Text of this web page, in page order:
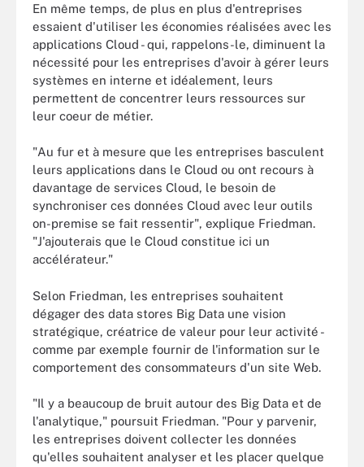
En même temps, de plus en plus d'entreprises
essaient d'utiliser les économies réalisées avec les
applications Cloud - qui, rappelons-le, diminuent la
nécessité pour les entreprises d'avoir à gérer leurs
systèmes en interne et idéalement, leurs
permettent de concentrer leurs ressources sur
leur coeur de métier.
"Au fur et à mesure que les entreprises basculent
leurs applications dans le Cloud ou ont recours à
davantage de services Cloud, le besoin de
synchroniser ces données Cloud avec leur outils
on-premise se fait ressentir", explique Friedman.
"J'ajouterais que le Cloud constitue ici un
accélérateur."
Selon Friedman, les entreprises souhaitent
dégager des data stores Big Data une vision
stratégique, créatrice de valeur pour leur activité -
comme par exemple fournir de l'information sur le
comportement des consommateurs d'un site Web.
"Il y a beaucoup de bruit autour des Big Data et de
l'analytique," poursuit Friedman. "Pour y parvenir,
les entreprises doivent collecter les données
qu'elles souhaitent analyser et les placer quelque